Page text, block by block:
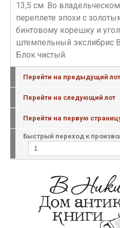
13,5 см. Во
переплете эпохи с
бинтовому корешку и
штемпельный экслибрис
Блок чистый.
Перейти на предыдущий лот
Перейти на следующий лот
Перейти на первую
Быстрый переход к